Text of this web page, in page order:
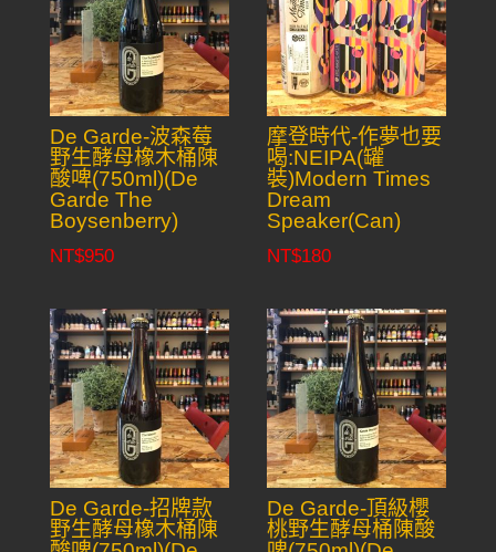
De Garde-波森莓
野生酵母橡木桶陳
酸啤(750ml)(De
Garde The
Boysenberry)
NT$950
摩登時代-作夢也要
喝:NEIPA(罐
裝)Modern Times
Dream
Speaker(Can)
NT$180
De Garde-招牌款
野生酵母橡木桶陳
De Garde-頂級櫻
桃野生酵母桶陳酸